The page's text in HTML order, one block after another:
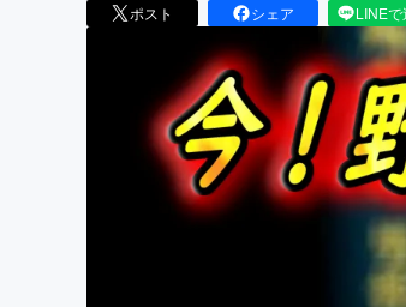
ポスト シェア LINEで